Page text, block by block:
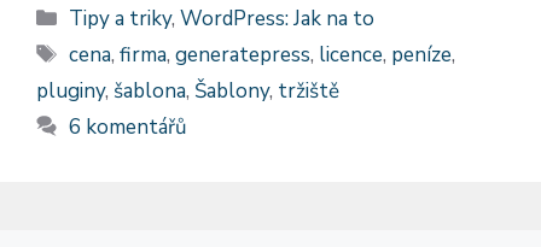
Rubriky
Tipy a triky,WordPress: Jak na to
Štítky
cena,firma,generatepress, licence, peníze,
pluginy, šablona, Šablony, tržiště
6 komentářů